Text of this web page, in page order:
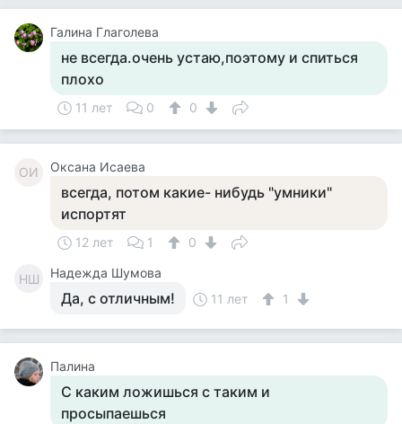
Галина Глаголева
не всегда.очень устаю,поэтому и спиться
плохо
11 лет 0 0
ОИ Оксана Исаева
всегда, потом какие- нибудь "умники"
испортят
12 лет 1 0
НШ Надежда Шумова
Да, с отличным! 11 лет 1
Палина
С каким ложишься с таким и
просыпаешься